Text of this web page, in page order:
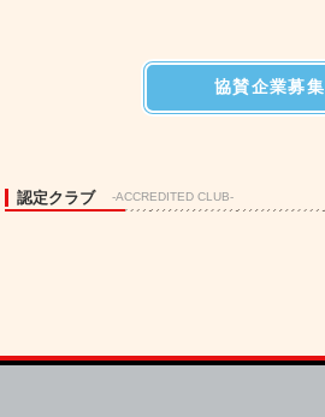
協賛企業募集
認定クラブ -ACCREDITED CLUB-